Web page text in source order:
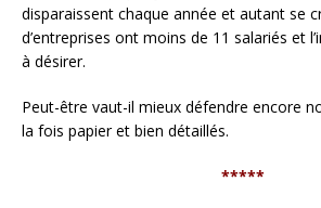
disparaissent chaque année et autant se
d’entreprises ont moins de 11 salariés et
à désirer.
Peut-être vaut-il mieux défendre encore
la fois papier et bien détaillés.
*****